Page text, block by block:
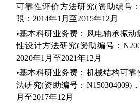
可靠性评价方法研究(资助编号：
限： 2014年1 月至2015年12 月
•基本科研业务费：风电轴承振动
性设计方法研究(资助编号：
2020年1 月至2021年12 月
•基本科研业务费：机械结构可靠
法研究(资助编号：N150304009)
月至2017年12 月